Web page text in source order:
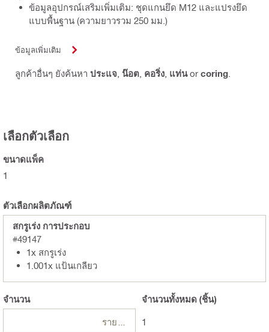
ข้อมูลอุปกรณ์เสริมเพิ่มเติม: ชุดแกนยึด M12 และแปรงยึด
แบบพื้นฐาน (ความยาวรวม 250 มม.)
ข้อมูลเพิ่มเติม
ลูกค้าอื่นๆ ยังค้นหา ประแจ น๊อต คอริ่ง แท่นor coring
เลือกตัวเลือก
ขนาดแพ็ค
1
ตัวเลือกผลิตภัณฑ์
สกรูเร่ง การประกอบ
#49147
1x สกรูเร่ง
1.001x แป้นเกลียว
จำนวน จำนวนทั้งหมด (ชิ้น)
1